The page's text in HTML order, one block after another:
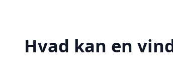
Hvad kan en